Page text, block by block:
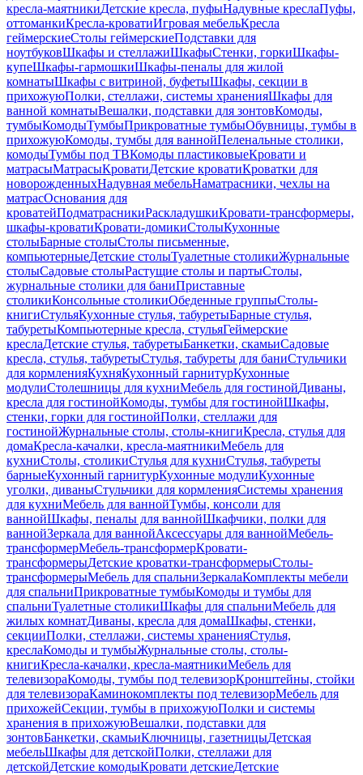
кресла-маятникиДетские кресла, пуфыНадувные креслаПуфы,
оттоманкиКресла-кроватиИгровая мебельКресла
геймерскиеСтолы геймерскиеПодставки для
ноутбуковШкафы и стеллажиШкафыСтенки, горкиШкафы-
купеШкафы-гармошкиШкафы-пеналы для жилой
комнатыШкафы с витриной, буфетыШкафы, секции в
прихожуюПолки, стеллажи, системы храненияШкафы для
ванной комнатыВешалки, подставки для зонтовКомоды,
тумбыКомодыТумбыПрикроватные тумбыОбувницы, тумбы в
прихожуюКомоды, тумбы для ваннойПеленальные столики,
комодыТумбы под ТВКомоды пластиковыеКровати и
матрасыМатрасыКроватиДетские кроватиКроватки для
новорожденныхНадувная мебельНаматрасники, чехлы на
матрасОснования для
кроватейПодматрасникиРаскладушкиКровати-трансформеры,
шкафы-кроватиКровати-домикиСтолыКухонные
столыБарные столыСтолы письменные,
компьютерныеДетские столыТуалетные столикиЖурнальные
столыСадовые столыРастущие столы и партыСтолы,
журнальные столики для баниПриставные
столикиКонсольные столикиОбеденные группыСтолы-
книгиСтульяКухонные стулья, табуретыБарные стулья,
табуретыКомпьютерные кресла, стульяГеймерские
креслаДетские стулья, табуретыБанкетки, скамьиСадовые
кресла, стулья, табуретыСтулья, табуреты для баниСтульчики
для кормленияКухняКухонный гарнитурКухонные
модулиСтолешницы для кухниМебель для гостинойДиваны,
кресла для гостинойКомоды, тумбы для гостинойШкафы,
стенки, горки для гостинойПолки, стеллажи для
гостинойЖурнальные столы, столы-книгиКресла, стулья для
домаКресла-качалки, кресла-маятникиМебель для
кухниСтолы, столикиСтулья для кухниСтулья, табуреты
барныеКухонный гарнитурКухонные модулиКухонные
уголки, диваныСтульчики для кормленияСистемы хранения
для кухниМебель для ваннойТумбы, консоли для
ваннойШкафы, пеналы для ваннойШкафчики, полки для
ваннойЗеркала для ваннойАксессуары для ваннойМебель-
трансформерМебель-трансформерКровати-
трансформерыДетские кроватки-трансформерыСтолы-
трансформерыМебель для спальниЗеркалаКомплекты мебели
для спальниПрикроватные тумбыКомоды и тумбы для
спальниТуалетные столикиШкафы для спальниМебель для
жилых комнатДиваны, кресла для домаШкафы, стенки,
секцииПолки, стеллажи, системы храненияСтулья,
креслаКомоды и тумбыЖурнальные столы, столы-
книгиКресла-качалки, кресла-маятникиМебель для
телевизораКомоды, тумбы под телевизорКронштейны, стойки
для телевизораКаминокомплекты под телевизорМебель для
прихожейСекции, тумбы в прихожуюПолки и системы
хранения в прихожуюВешалки, подставки для
зонтовБанкетки, скамьиКлючницы, газетницыДетская
мебельШкафы для детскойПолки, стеллажи для
детскойДетские комодыКровати детскиеДетские